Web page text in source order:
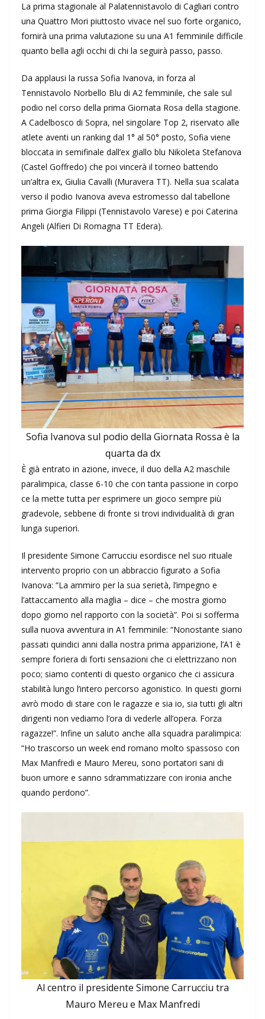
La prima stagionale al Palatennistavolo di Cagliari contro
una Quattro Mori piuttosto vivace nel suo forte organico,
fornirà una prima valutazione su una A1 femminile difficile
quanto bella agli occhi di chi la seguirà passo, passo.
Da applausi la russa Sofia Ivanova, in forza al
Tennistavolo Norbello Blu di A2 femminile, che sale sul
podio nel corso della prima Giornata Rosa della stagione.
A Cadelbosco di Sopra, nel singolare Top 2, riservato alle
atlete aventi un ranking dal 1° al 50° posto, Sofia viene
bloccata in semifinale dall’ex giallo blu Nikoleta Stefanova
(Castel Goffredo) che poi vincerà il torneo battendo
un’altra ex, Giulia Cavalli (Muravera TT). Nella sua scalata
verso il podio Ivanova aveva estromesso dal tabellone
prima Giorgia Filippi (Tennistavolo Varese) e poi Caterina
Angeli (Alfieri Di Romagna TT Edera).
Sofia Ivanova sul podio della Giornata Rossa è la
quarta da dx
È già entrato in azione, invece, il duo della A2 maschile
paralimpica, classe 6-10 che con tanta passione in corpo
ce la mette tutta per esprimere un gioco sempre più
gradevole, sebbene di fronte si trovi individualità di gran
lunga superiori.
Il presidente Simone Carrucciu esordisce nel suo rituale
intervento proprio con un abbraccio figurato a Sofia
Ivanova: “La ammiro per la sua serietà, l’impegno e
l’attaccamento alla maglia – dice – che mostra giorno
dopo giorno nel rapporto con la società”. Poi si sofferma
sulla nuova avventura in A1 femminile: “Nonostante siano
passati quindici anni dalla nostra prima apparizione, l’A1 è
sempre foriera di forti sensazioni che ci elettrizzano non
poco; siamo contenti di questo organico che ci assicura
stabilità lungo l’intero percorso agonistico. In questi giorni
avrò modo di stare con le ragazze e sia io, sia tutti gli altri
dirigenti non vediamo l’ora di vederle all’opera. Forza
ragazze!”. Infine un saluto anche alla squadra paralimpica:
“Ho trascorso un week end romano molto spassoso con
Max Manfredi e Mauro Mereu, sono portatori sani di
buon umore e sanno sdrammatizzare con ironia anche
quando perdono”.
Al centro il presidente Simone Carrucciu tra
Mauro Mereu e Max Manfredi